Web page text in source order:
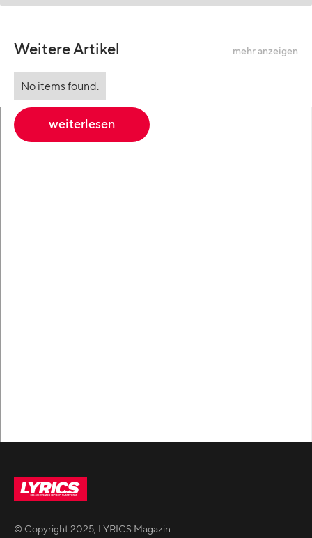
Weitere Artikel mehr anzeigen
No items found.
weiterlesen
© Copyright2025, LYRICS Magazin